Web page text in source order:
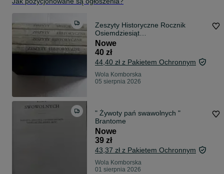
Zeszyty Historyczne Rocznik
Osiemdziesiąt
Osiem,InstytutLiteracki 1988
Nowe
40 zł
44,40 zł z Pakietem Ochronnym
Wola Komborska
05 sierpnia 2026
" Żywoty pań swawolnych "
Brantome
Nowe
39 zł
43,37 zł z Pakietem Ochronnym
Wola Komborska
01 sierpnia 2026